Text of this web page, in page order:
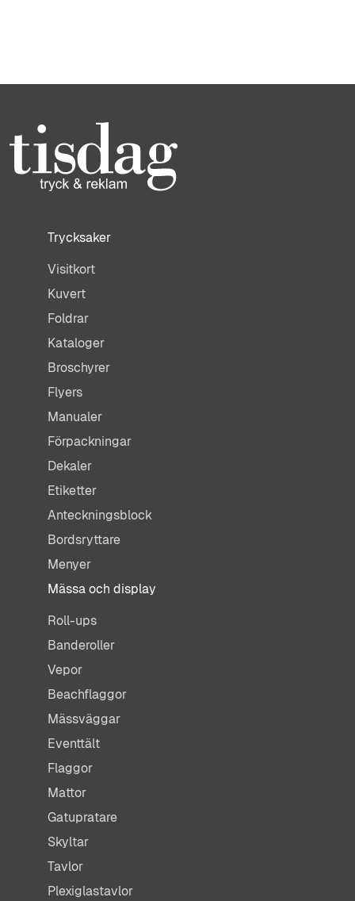
Trycksaker
Visitkort
Kuvert
Foldrar
Kataloger
Broschyrer
Flyers
Manualer
Förpackningar
Dekaler
Etiketter
Anteckningsblock
Bordsryttare
Menyer
Mässa och display
Roll-ups
Banderoller
Vepor
Beachflaggor
Mässväggar
Eventtält
Flaggor
Mattor
Gatupratare
Skyltar
Tavlor
Plexiglastavlor